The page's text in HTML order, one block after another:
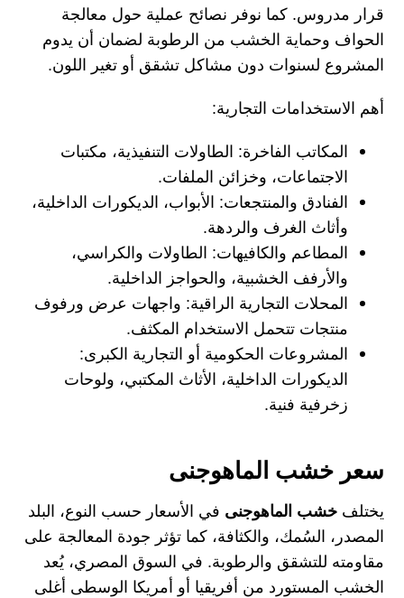
قرار مدروس. كما نوفر نصائح عملية حول معالجة
الحواف وحماية الخشب من الرطوبة لضمان أن يدوم
المشروع لسنوات دون مشاكل تشقق أو تغير اللون.
أهم الاستخدامات التجارية:
المكاتب الفاخرة: الطاولات التنفيذية، مكتبات
الاجتماعات، وخزائن الملفات.
الفنادق والمنتجعات: الأبواب، الديكورات الداخلية،
وأثاث الغرف والردهة.
المطاعم والكافيهات: الطاولات والكراسي،
والأرفف الخشبية، والحواجز الداخلية.
المحلات التجارية الراقية: واجهات عرض ورفوف
منتجات تتحمل الاستخدام المكثف.
المشروعات الحكومية أو التجارية الكبرى:
الديكورات الداخلية، الأثاث المكتبي، ولوحات
زخرفية فنية.
سعر خشب الماهوجنى
يختلفخشب الماهوجنى في الأسعار حسب النوع، البلد
المصدر، السُمك، والكثافة، كما تؤثر جودة المعالجة على
مقاومته للتشقق والرطوبة. في السوق المصري، يُعد
الخشب المستورد من أفريقيا أو أمريكا الوسطى أغلى